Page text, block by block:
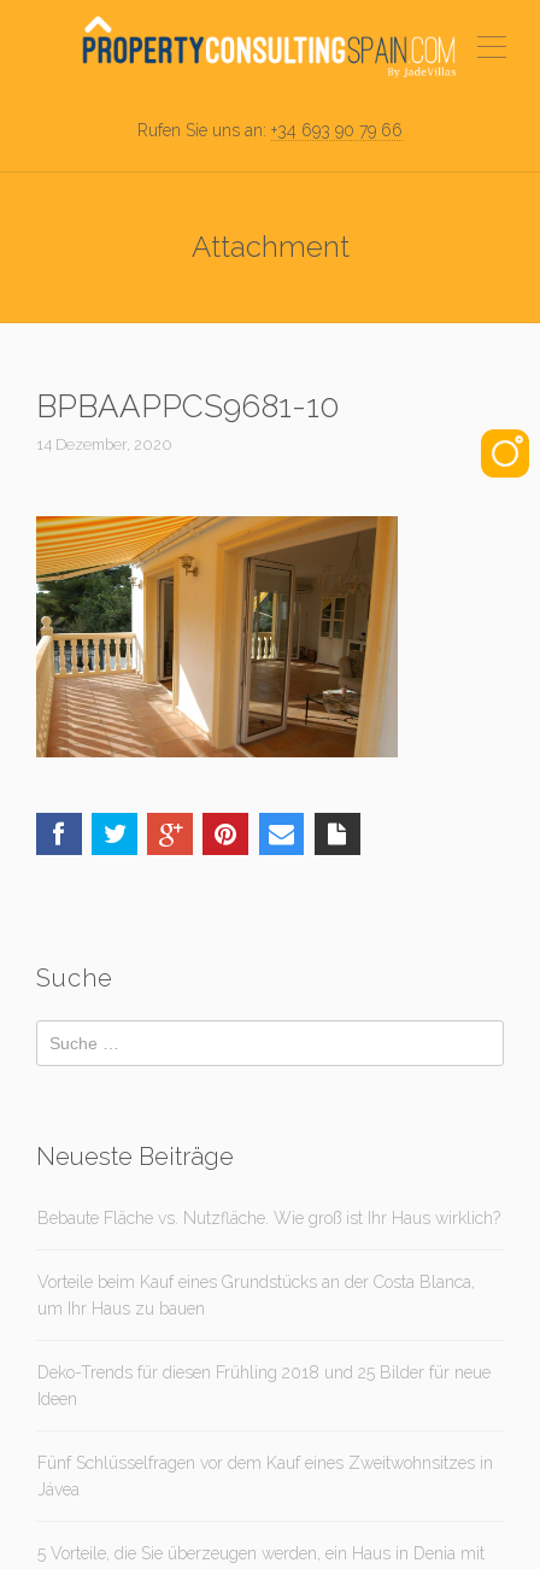
Rufen Sie uns an: +34 693 90 79 66
Attachment
BPBAAPPCS9681-10
14 Dezember, 2020
Suche
Neueste Beiträge
Bebaute Fläche vs. Nutzfläche. Wie groß ist Ihr Haus wirklich?
Vorteile beim Kauf eines Grundstücks an der Costa Blanca,
um Ihr Haus zu bauen
Deko-Trends für diesen Frühling 2018 und 25 Bilder für neue
Ideen
Fünf Schlüsselfragen vor dem Kauf eines Zweitwohnsitzes in
Jávea
5 Vorteile, die Sie überzeugen werden, ein Haus in Denia mit